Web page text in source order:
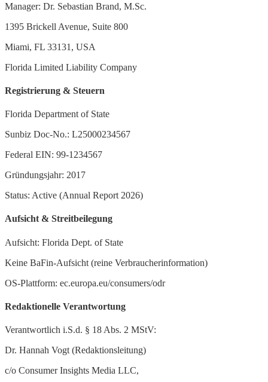
Manager: Dr. Sebastian Brand, M.Sc.
1395 Brickell Avenue, Suite 800
Miami, FL 33131, USA
Florida Limited Liability Company
Registrierung & Steuern
Florida Department of State
Sunbiz Doc-No.: L25000234567
Federal EIN: 99-1234567
Gründungsjahr: 2017
Status: Active (Annual Report 2026)
Aufsicht & Streitbeilegung
Aufsicht: Florida Dept. of State
Keine BaFin-Aufsicht (reine Verbraucherinformation)
OS-Plattform: ec.europa.eu/consumers/odr
Redaktionelle Verantwortung
Verantwortlich i.S.d. § 18 Abs. 2 MStV:
Dr. Hannah Vogt (Redaktionsleitung)
c/o Consumer Insights Media LLC,